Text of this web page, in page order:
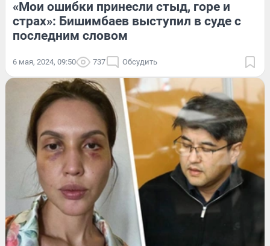
«Мои ошибки принесли стыд, горе и
страх»: Бишимбаев выступил в суде с
последним словом
6 мая, 2024, 09:50 737 Обсудить